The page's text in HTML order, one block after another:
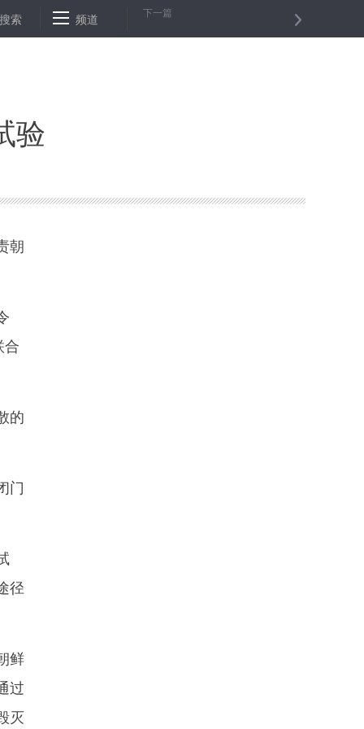
箱 贫困户来“扶贫” 一起敲响幸福门——山东临淄以公益岗位推动
搜索 频道 下一篇
验
朝
合
的
门
径
鲜
过
灭